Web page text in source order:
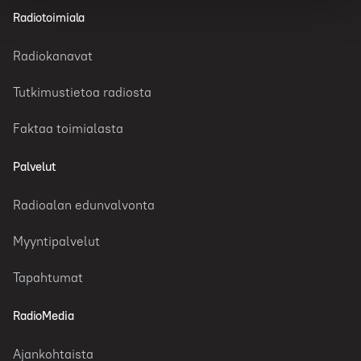
Radiotoimiala
Radiokanavat
Tutkimustietoa radiosta
Faktaa toimialasta
Palvelut
Radioalan edunvalvonta
Myyntipalvelut
Tapahtumat
RadioMedia
Ajankohtaista